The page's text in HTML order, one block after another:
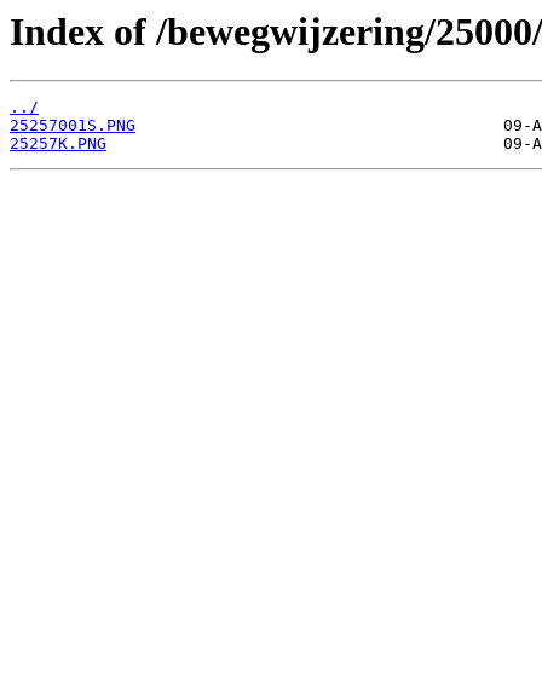
Index of /bewegwijzering/
../
25257001S.PNG
25257K.PNG